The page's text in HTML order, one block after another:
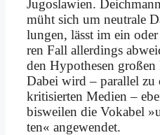
Ju­go­sla­wi­en.
müht sich um neu­tra­le
lun­gen, lässt im ein
ren Fall al­ler­dings
den Hy­po­the­sen gro­ßen
Da­bei wird – par­al­lel zu
kri­ti­sier­ten Me­di­en –
bis­wei­len die Vo­ka­bel
ten« an­ge­wen­det.